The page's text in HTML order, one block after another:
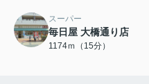
スーパー
毎日屋 大橋通り店
1174ｍ（15分）